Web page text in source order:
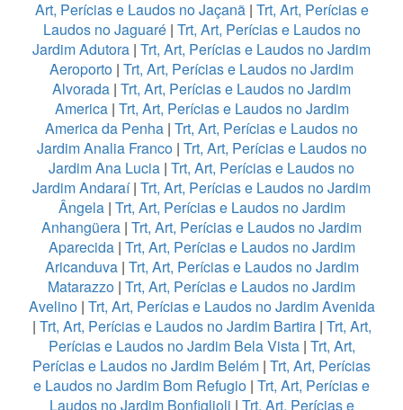
Art, Perícias e Laudos no Jaçanã| Trt, Art, Perícias e
Laudos no Jaguaré| Trt, Art, Perícias e Laudos no
Jardim Adutora | Trt, Art, Perícias e Laudos no Jardim
Aeroporto | Trt, Art, Perícias e Laudos no Jardim
Alvorada | Trt, Art, Perícias e Laudos no Jardim
America| Trt, Art, Perícias e Laudos no Jardim
America da Penha | Trt, Art, Perícias e Laudos no
Jardim Analia Franco| Trt, Art, Perícias e Laudos no
Jardim Ana Lucia | Trt, Art, Perícias e Laudos no
Jardim Andaraí| Trt, Art, Perícias e Laudos no Jardim
Ângela| Trt, Art, Perícias e Laudos no Jardim
Anhangüera | Trt, Art, Perícias e Laudos no Jardim
Aparecida| Trt, Art, Perícias e Laudos no Jardim
Aricanduva| Trt, Art, Perícias e Laudos no Jardim
Matarazzo | Trt, Art, Perícias e Laudos no Jardim
Avelino| Trt, Art, Perícias e Laudos no Jardim Avenida
| Trt, Art, Perícias e Laudos no Jardim Bartira| Trt, Art,
Perícias e Laudos no Jardim Bela Vista| Trt, Art,
Perícias e Laudos no Jardim Belém | Trt, Art, Perícias
e Laudos no Jardim Bom Refugio | Trt, Art, Perícias e
Laudos no Jardim Bonfiglioli | Trt, Art, Perícias e